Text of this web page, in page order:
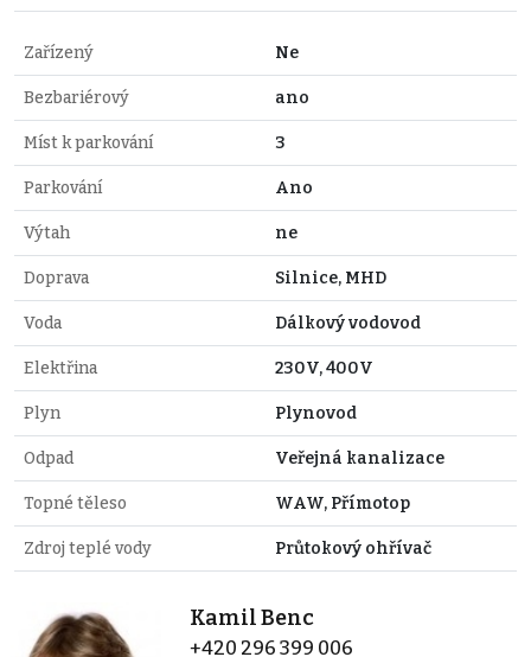
Zařízený Ne
Bezbariérový ano
Míst k parkování 3
Parkování Ano
Výtah ne
Doprava Silnice, MHD
Voda Dálkový vodovod
Elektřina 230V, 400V
Plyn Plynovod
Odpad Veřejná kanalizace
Topné těleso WAW, Přímotop
Zdroj teplé vody Průtokový ohřívač
Kamil Benc
+420 296 399 006